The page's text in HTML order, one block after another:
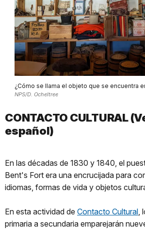
¿Cómo se llama el objeto que se encuentra
NPS/D. Ocheltree
CONTACTO CULTURAL
español)
En las décadas de 1830 y 1840, el
Bent's Fort era una encrucijada para
idiomas, formas de vida y objetos
En esta actividad de Contacto Cultural
primaria a secundaria emparejarán